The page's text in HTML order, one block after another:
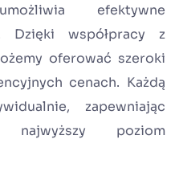
efektywne
Dzięki współpracy z
oferować szeroki
cenach. Każdą
zapewniając
poziom